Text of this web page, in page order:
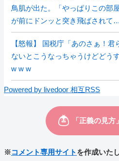
鳥肌が出た。「やっぱりこの部
が前にドンッと突き飛ばされて…
【怒報】 国税庁「あのさぁ！
ないとこうなっちゃうけどどう
w w w
Powered by livedoor 相互RSS
※コメント専用サイト を作成いた